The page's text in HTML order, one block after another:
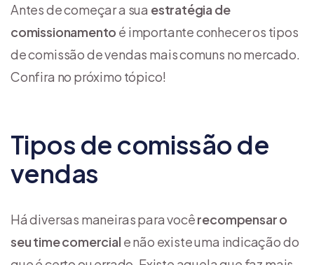
Antes de começar a sua estratégia de
comissionamento é importante conhecer os tipos
de comissão de vendas mais comuns no mercado.
Confira no próximo tópico!
Tipos de comissão de
vendas
Há diversas maneiras para vocêrecompensar o
seu time comercial e não existe uma indicação do